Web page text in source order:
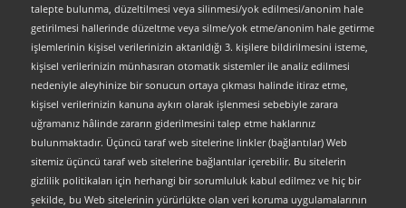
talepte bulunma, düzeltilmesi veya silinmesi/yok edilmesi/anonim hale
getirilmesi hallerinde düzeltme veya silme/yok etme/anonim hale getirme
işlemlerinin kişisel verilerinizin aktarıldığı 3. kişilere bildirilmesini isteme,
kişisel verilerinizin münhasıran otomatik sistemler ile analiz edilmesi
nedeniyle aleyhinize bir sonucun ortaya çıkması halinde itiraz etme,
kişisel verilerinizin kanuna aykırı olarak işlenmesi sebebiyle zarara
uğramanız hâlinde zararın giderilmesini talep etme haklarınız
bulunmaktadır. Üçüncü taraf web sitelerine linkler (bağlantılar) Web
sitemiz üçüncü taraf web sitelerine bağlantılar içerebilir. Bu sitelerin
gizlilik politikaları için herhangi bir sorumluluk kabul edilmez ve hiç bir
şekilde, bu Web sitelerinin yürürlükte olan veri koruma uygulamalarının